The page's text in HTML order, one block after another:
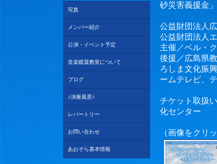
砂災害義援金
公益財団法人
公益財団法人
主催／ベル・
後援／広島県
ろしま文化振
ームテレビ、
チケット取扱
化センター
（画像をクリ
写真
メンバー紹介
公演・イベント予定
音楽鑑賞教室について
ブログ
♪演奏風景♪
レパートリー
お問い合わせ
あおぞら基本情報